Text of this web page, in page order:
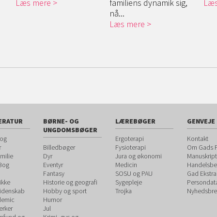
Læs mere
familiens dynamik sig,
nå...
Læs mere
BØRNE- OG
UNGDOMSBØGER
Billedbøger
Dyr
Eventyr
Fantasy
Historie og geografi
Hobby og sport
Humor
Jul
LÆREBØGER
Ergoterapi
Fysioterapi
Jura og økonomi
Medicin
SOSU og PAU
Sygepleje
Trojka
GENVEJE
Kontakt
Om Gads
Gad Ekstra